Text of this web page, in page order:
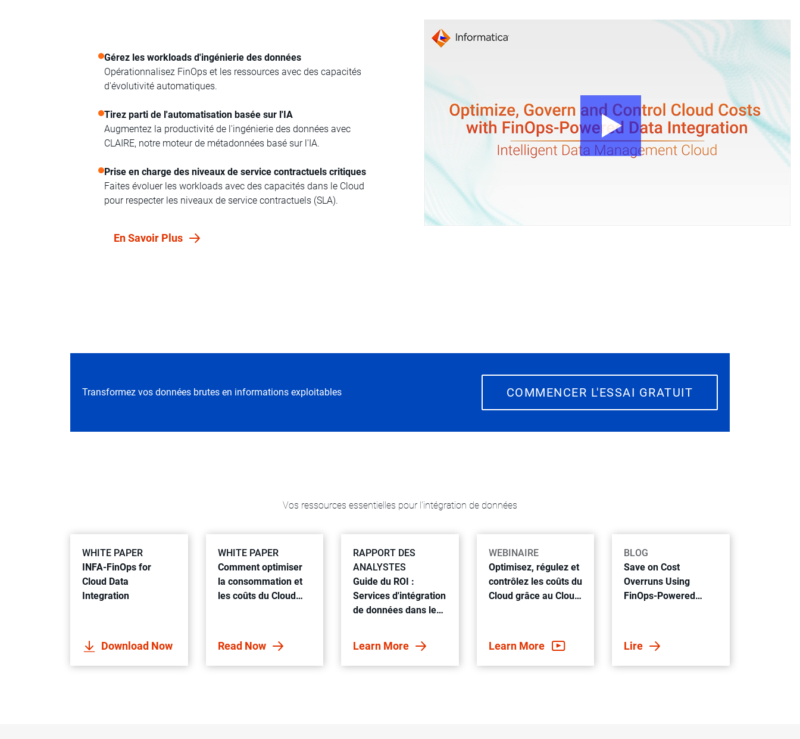
Gérez les workloads d'ingénierie des données
Opérationnalisez FinOps et les ressources avec des capacités
d'évolutivité automatiques.
Tirez parti de l'automatisation basée sur l'IA
Augmentez la productivité de l'ingénierie des données avec
CLAIRE, notre moteur de métadonnées basé sur l'IA.
Prise en charge des niveaux de service contractuels critiques
Faites évoluer les workloads avec des capacités dans le Cloud
pour respecter les niveaux de service contractuels (SLA).
En Savoir Plus
Transformez vos données brutes en informations exploitables COMMENCER L'ESSAI GRATUIT
Vos ressources essentielles pour l'intégration de données
WHITE PAPER
INFA-FinOps for
Cloud Data
Integration
Download Now
WHITE PAPER
Comment optimiser
la consommation et
les coûts du Cloud
Read Now
RAPPORT DES
ANALYSTES
Guide du ROI :
Services d'intégration
de données dans le
Learn More
WEBINAIRE
Optimisez, régulez et
contrôlez les coûts du
Cloud grâce au Cloud
Learn More
BLOG
Save on Cost
Overruns Using
FinOps-Powered
Lire